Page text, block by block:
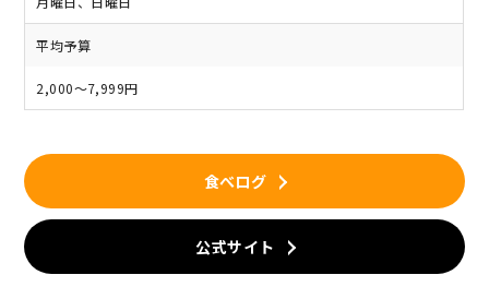
平均予算
2,000～7,999円
食べログ
公式サイト